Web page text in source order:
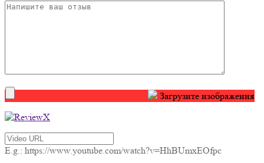
Загрузите изображения
E.g.: https://www.youtube.com/watch?v=HhBUmxEOfpc